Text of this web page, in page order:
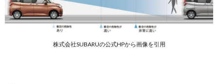
の純正
グッズ
株式会社SUBARUの公式HPから画像を引用